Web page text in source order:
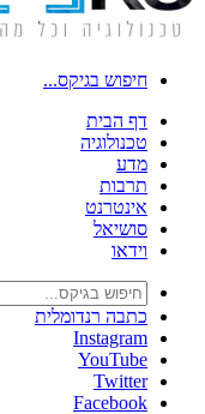
חיפוש בגיקס...
דף הבית
טכנולוגיה
מדע
תרבות
אינטרנט
סושיאל
וידאו
כתבה רנדומלית
Instagram
YouTube
Twitter
Facebook